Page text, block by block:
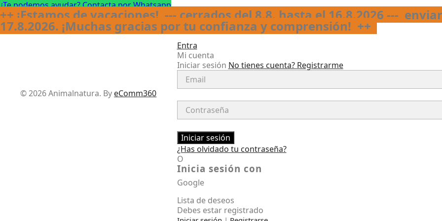
¿Te podemos ayudar? Contacta por Whatsapp
++ ¡Estamos de vacaciones! --- cerrados del 8.8. hasta el 16.8.2026 ---
17.8.2026. ¡Muchas gracias por tu confianza y comprensión! ++
© 2026 Animalnatura. By eComm360
Entra
Mi cuenta
Iniciar sesión No tienes cuenta? Registrarme
Iniciar sesión
¿Has olvidado tu contraseña?
O
Inicia sesión con
Google
Lista de deseos
Debes estar registrado